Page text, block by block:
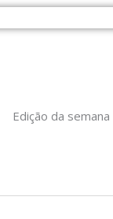
Edição da semana